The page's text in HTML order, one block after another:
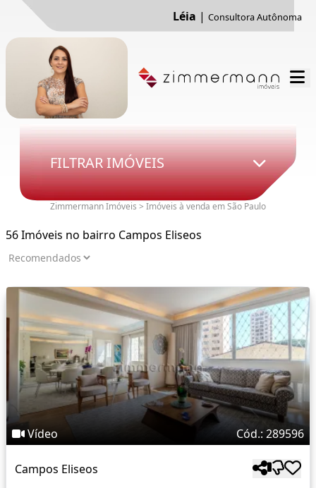
Léia | Consultora Autônoma
FILTRAR IMÓVEIS
Zimmermann Imóveis > Imóveis à venda em São Paulo
56 Imóveis no bairro Campos Eliseos
Vídeo Cód.: 289596
Campos Eliseos